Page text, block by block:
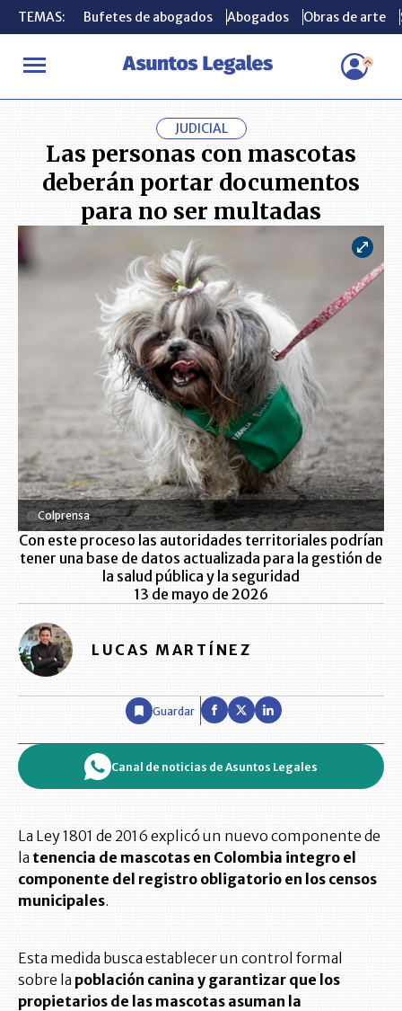
TEMAS: Bufetes de abogados Abogados Obras de arte
INICIO ACTUALIDAD Las personas con mascotas deberán
TEMAS: Bufetes de abogados Abogados Obras de arte
JUDICIAL
Las personas con mascotas
deberán portar documentos
para no ser multadas
Colprensa
Con este proceso las autoridades territoriales podrían
tener una base de datos actualizada para la gestión de
la salud pública y la seguridad
13 de mayo de 2026
LUCAS MARTÍNEZ
Guardar
Canal de noticias de Asuntos Legales
La Ley 1801 de 2016 explicó un nuevo componente de
la tenencia de mascotas en Colombia integro el
componente del registro obligatorio en los censos
municipales.
Esta medida busca establecer un control formal
sobre la población canina y garantizar que los
propietarios de las mascotas asuman la